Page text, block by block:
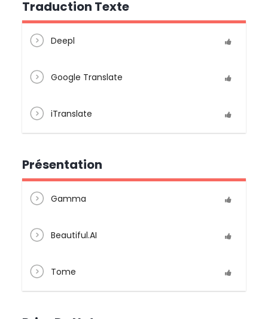
Traduction Texte
Deepl
Google Translate
iTranslate
Présentation
Gamma
Beautiful.AI
Tome